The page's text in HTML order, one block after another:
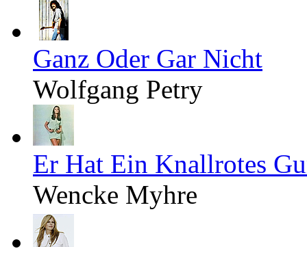
Ganz Oder Gar Nicht
Wolfgang Petry
Er Hat Ein Knallrotes
Wencke Myhre